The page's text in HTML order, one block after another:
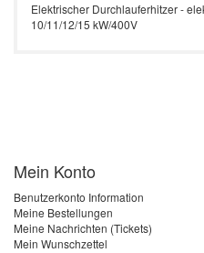
Elektrischer Durchlauferhitzer -
10/11/12/15 kW/400V
Mein Konto
Benutzerkonto Information
Meine Bestellungen
Meine Nachrichten (Tickets)
Mein Wunschzettel